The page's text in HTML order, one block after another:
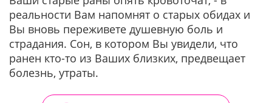
реальности Вам напомнят о старых обидах и
Вы вновь переживете душевную боль и
страдания. Сон, в котором Вы увидели, что
ранен кто-то из Ваших близких, предвещает
болезнь, утраты.